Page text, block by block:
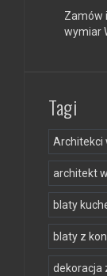
Zamów
wymiar
Tagi
Architekci
architekt
blaty
blaty z
dekoracja